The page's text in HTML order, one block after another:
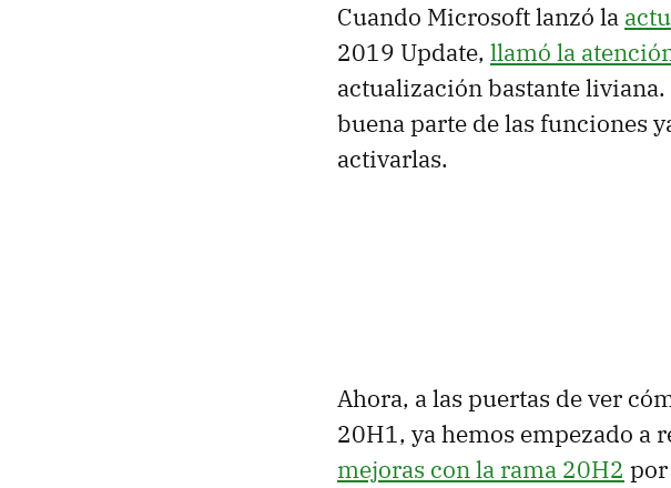
Cuando Microsoft lanzó la
2019 Update, llamó la
actualización bastante
buena parte de las funciones
activarlas.
Ahora, a las puertas de ver
20H1, ya hemos empezado a
mejoras con la rama 20H2